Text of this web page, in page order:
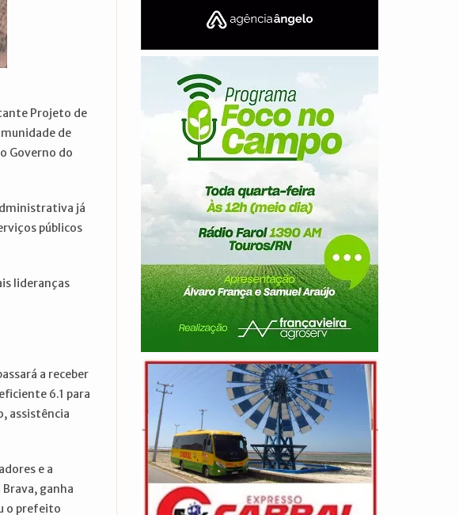
Projeto de
de
Governo do
já
públicos
lideranças
a receber
6.1 para
assistência
e a
ganha
o prefeito